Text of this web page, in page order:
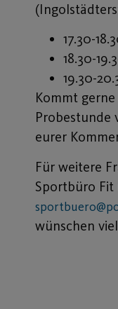
17.30-
18.30-
19.30-
Kommt
Probestunde
eurer
Für weitere
Sportbüro
wünschen